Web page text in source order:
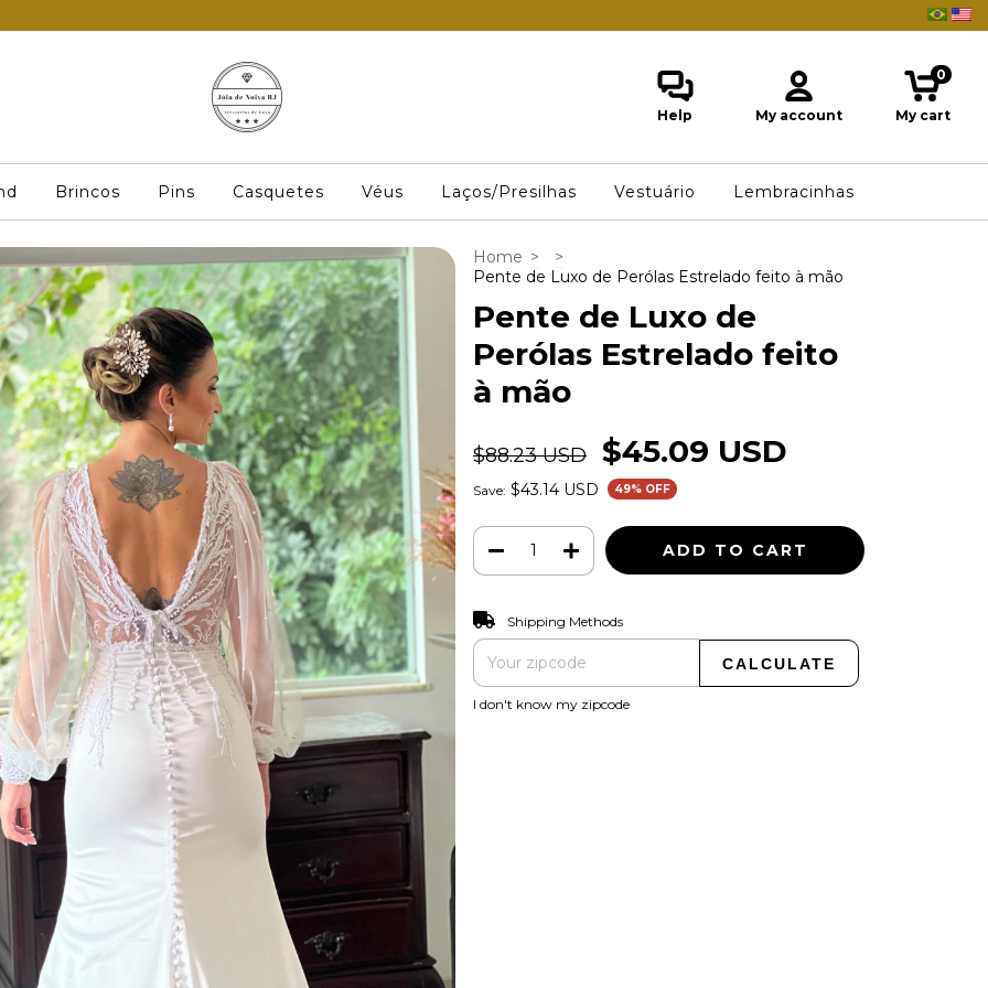
Help My account My cart
0
Brincos Pins Casquetes Véus Laços/Presilhas Vestuário Lembracinhas
Home >
>
Pente de Luxo de Perólas Estrelado feito à mão
Pente de Luxo de
Perólas Estrelado feito
à mão
$88.23 USD $45.09 USD
Save: $43.14 USD 49% OFF
Shipping for zipcode:
Shipping Methods
CALCULATE
I don't know my zipcode